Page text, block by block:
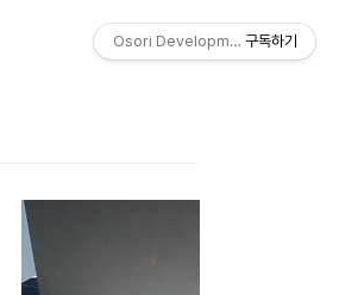
Osori Development Studio
구독하기